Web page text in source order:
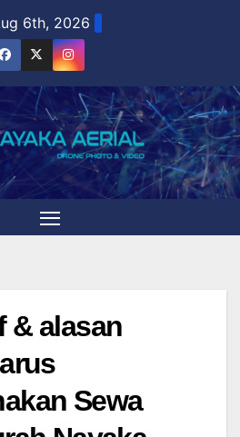
6th, 2026
& alasan
Sewa